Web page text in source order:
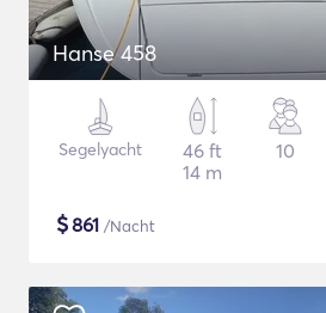
Hanse 458
Segelyacht
46 ft
14 m
10
$861 /Nacht